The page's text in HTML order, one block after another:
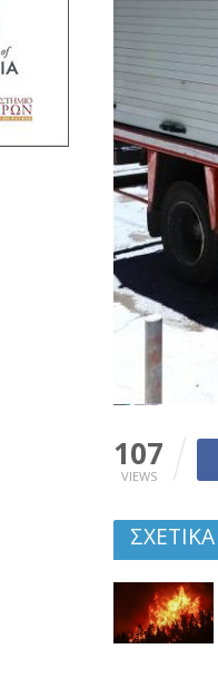
107
VIEWS
ΣΧΕΤΙΚΑ